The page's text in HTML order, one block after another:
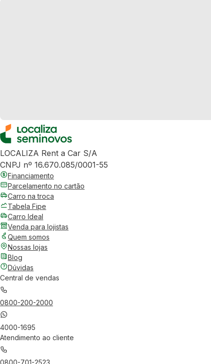
LOCALIZA Rent a Car S/A
CNPJ nº 16.670.085/0001-55
Financiamento
Parcelamento no cartão
Carro na troca
Tabela Fipe
Carro Ideal
Venda para lojistas
Quem somos
Nossas lojas
Blog
Dúvidas
Central de vendas
0800-200-2000
4000-1695
Atendimento ao cliente
0800-701-2523